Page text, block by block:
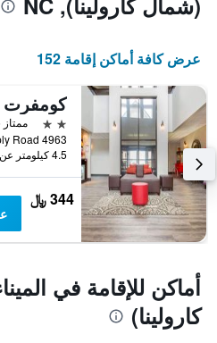
X
يعرض
أيام
الأسبوع.
يتضمن
المخطط
التالي
1
محور
Y
الذي
يعرض
متوسط
عرض كافة أماكن إقامة 152
2 نجمتين
ممتاز 8.5
4.5 كيلومتر عن وسط المدينة
344 ﷼
أماكن للإقامة في
كارولينا)